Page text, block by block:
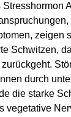
zeigen
Schwitzen,
durch
die starke
vegetative